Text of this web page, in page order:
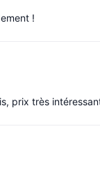
!
prix très